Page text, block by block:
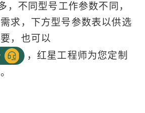
，不同型号工作参数不同，
求，下方型号参数表以供选
，也可以
，红星工程师为您定制